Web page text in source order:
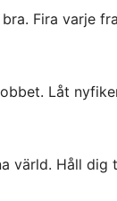
Fira varje
Låt
värld. Håll dig